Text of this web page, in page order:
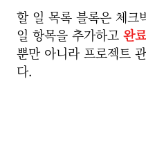
할 일 목록 블록은 체크
일 항목을 추가하고 완
뿐만 아니라 프로젝트
다.